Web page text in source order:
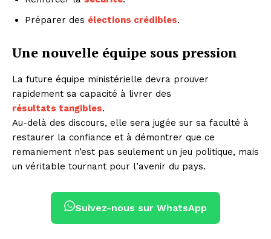
Préparer des élections crédibles.
Une nouvelle équipe sous pression
La future équipe ministérielle devra prouver
rapidement sa capacité à livrer des
résultats tangibles.
Au-delà des discours, elle sera jugée sur sa faculté à
restaurer la confiance et à démontrer que ce
remaniement n’est pas seulement un jeu politique, mais
un véritable tournant pour l’avenir du pays.
Suivez-nous sur WhatsApp